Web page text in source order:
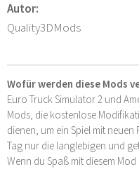
Autor:
Quality3DMods
Wofür werden diese Mods
Euro Truck Simulator 2 und
Mods, die kostenlose
dienen, um ein Spiel mit
Tag nur die langlebigen und
Wenn du Spaß mit diesem